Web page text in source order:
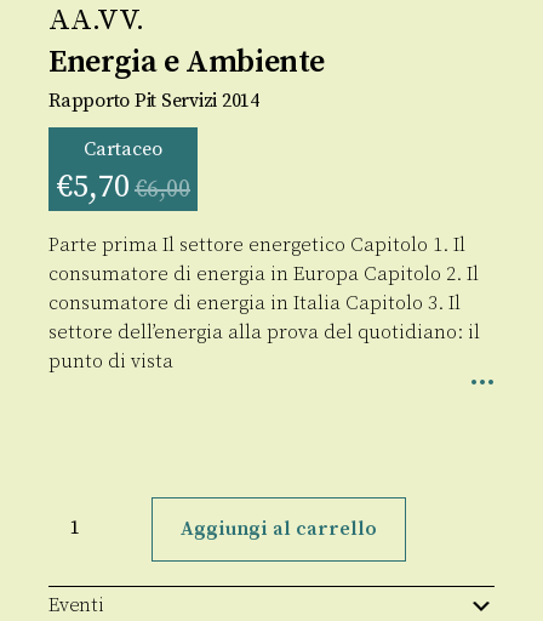
AA.VV.
Energia e Ambiente
Rapporto Pit Servizi 2014
Cartaceo
€5,70 €6,00
Parte prima Il settore energetico Capitolo 1. Il
consumatore di energia in Europa Capitolo 2. Il
consumatore di energia in Italia Capitolo 3. Il
settore dell’energia alla prova del quotidiano: il
punto di vista
Aggiungi al carrello
Eventi